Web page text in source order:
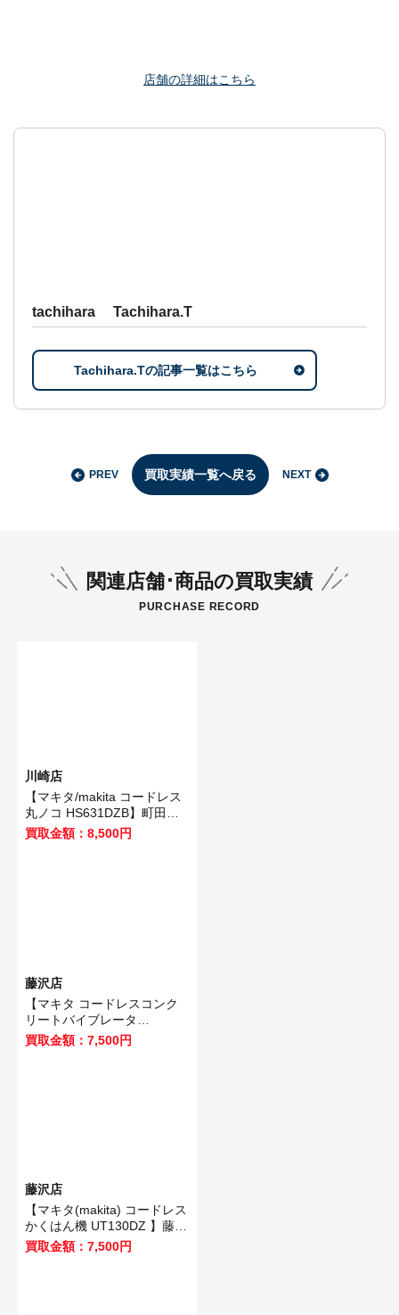
店舗の詳細はこちら
tachihara Tachihara.T
Tachihara.Tの記事一覧はこちら
PREV 買取実績一覧へ戻る NEXT
関連店舗･商品の買取実績
PURCHASE RECORD
川崎店
【マキタ/makita コードレス
丸ノコ HS631DZB】町田市
のお客様から買取いたしまし
買取金額：8,500円
藤沢店
【マキタ コードレスコンク
リートバイブレータ
VR350DZ 】藤沢市のお客様
から買取させていただきまし
買取金額：7,500円
藤沢店
【マキタ(makita) コードレス
かくはん機 UT130DZ 】藤沢
市のお客様から買取させてい
ただきました！
買取金額：7,500円